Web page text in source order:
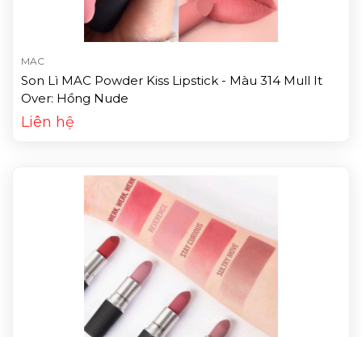
MAC
Son Lì MAC Powder Kiss Lipstick - Màu 314 Mull It
Over: Hồng Nude
Liên hệ